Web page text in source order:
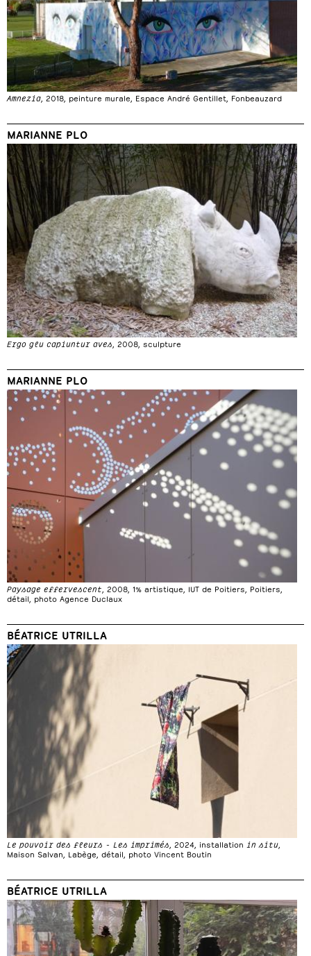
Amnezia, 2018, peinture murale, Espace André Gentillet, Fonbeauzard
MARIANNE PLO
Ergo glu capiuntur aves , 2008, sculpture
MARIANNE PLO
Paysage effervescent, 2008, 1% artistique, IUT de Poitiers, Poitiers,
détail, photo Agence Duclaux
BÉATRICE UTRILLA
Le pouvoir des fleurs - Les imprimés , 2024, installation in situ
Maison Salvan, Labège, détail, photo Vincent Boutin
BÉATRICE UTRILLA